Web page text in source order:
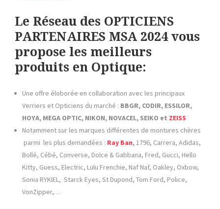
Le Réseau des OPTICIENS
PARTENAIRES MSA 2024 vous
propose les meilleurs
produits en Optique:
Une offre éloborée en collaboration avec les principaux
Verriers et Opticiens du marché : BBGR, CODIR, ESSILOR,
HOYA, MEGA OPTIC, NIKON, NOVACEL, SEIKO et ZEISS
Notamment sur les marques différentes de montures chères
parmi les plus demandées : Ray Ban,1796, Carrera, Adidas,
Bollé, Cébé, Converse, Dolce & Gabbana, Fred, Gucci, Hello
Kitty, Guess, Electric, Lulu Frenchie, Naf Naf, Oakley, Oxbow,
Sonia RYKIEL, Starck Eyes, St Dupond, Tom Ford, Police,
VonZipper,…